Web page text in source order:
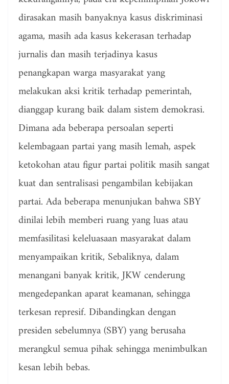
dirasakan masih banyaknya kasus diskriminasi
agama, masih ada kasus kekerasan terhadap
jurnalis dan masih terjadinya kasus
penangkapan warga masyarakat yang
melakukan aksi kritik terhadap pemerintah,
dianggap kurang baik dalam sistem demokrasi.
Dimana ada beberapa persoalan seperti
kelembagaan partai yang masih lemah, aspek
ketokohan atau figur partai politik masih sangat
kuat dan sentralisasi pengambilan kebijakan
partai. Ada beberapa menunjukan bahwa SBY
dinilai lebih memberi ruang yang luas atau
memfasilitasi keleluasaan masyarakat dalam
menyampaikan kritik, Sebaliknya, dalam
menangani banyak kritik, JKW cenderung
mengedepankan aparat keamanan, sehingga
terkesan represif. Dibandingkan dengan
presiden sebelumnya (SBY) yang berusaha
merangkul semua pihak sehingga menimbulkan
kesan lebih bebas.